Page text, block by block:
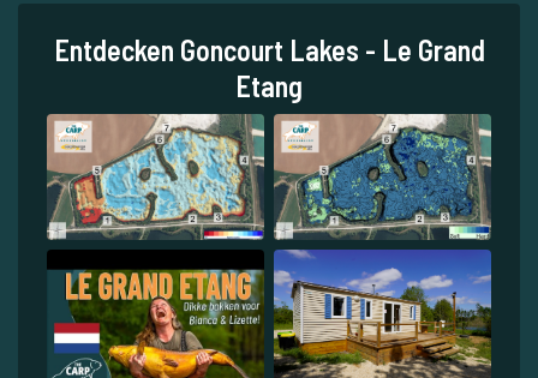
Entdecken Goncourt Lakes - Le Grand
Etang